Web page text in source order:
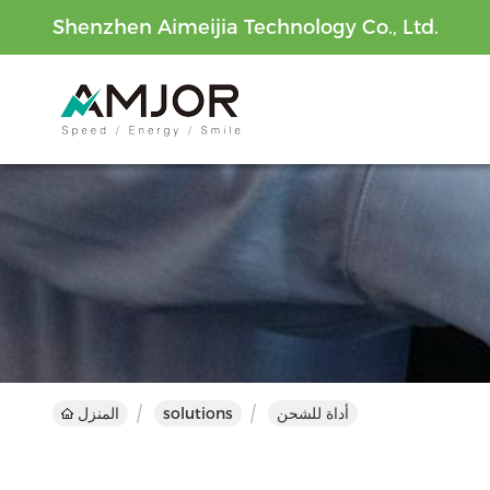
Shenzhen Aimeijia Technology Co., Ltd.
المنزل solutions أداة للشحن